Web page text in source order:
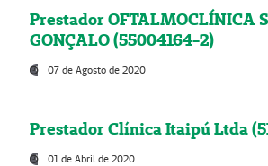
Prestador OFTALMOCLÍNICA
GONÇALO (55004164-2)
07 de Agosto de 2020
Prestador Clínica Itaipú Ltda
01 de Abril de 2020